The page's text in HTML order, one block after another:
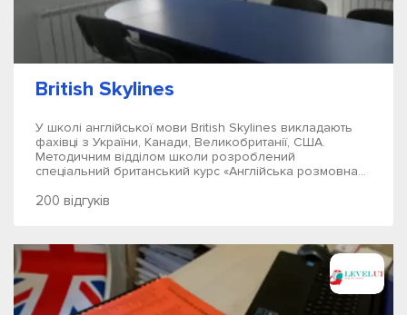
British Skylines
У школі англійської мови British Skylines викладають
фахівці з України, Канади, Великобританії, США.
Методичним відділом школи розроблений
спеціальний британський курс «Англійська розмовна...
200 відгуків